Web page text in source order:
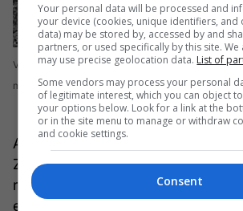
Varri i Esat Pashë Toptanit, në Paris, në varrezën e
malazezë
Avni Rustemi ishte majtist. Ishte
Zogun, pastaj për Fan Nolin e,
regjimin komunist të Enver
e projektuan një armik që nuk e do
Your personal data will be processed and
your device (cookies, unique identifiers, and
data) may be stored by, accessed by and
partners, or used specifically by this site.
may use precise geolocation data. List of
Some vendors may process your personal
of legitimate interest, which you can object
your options below. Look for a link at the
or in the site menu to manage or withdraw
and cookie settings.
Consent